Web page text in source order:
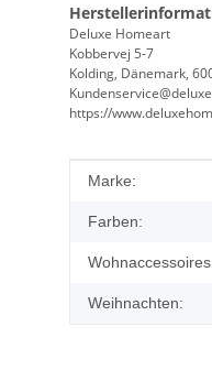
Deluxe Homeart
Kobbervej 5-7
Kolding, Dänemark,
https://
Wert
Marke:
Farben:
Weihnachten: